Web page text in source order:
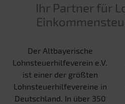
Ihr Partner für
Der Altbayerische
Lohnsteuerhilfeverein e.V.
ist einer der größten
Lohnsteuerhilfevereine in
Deutschland. In über 350